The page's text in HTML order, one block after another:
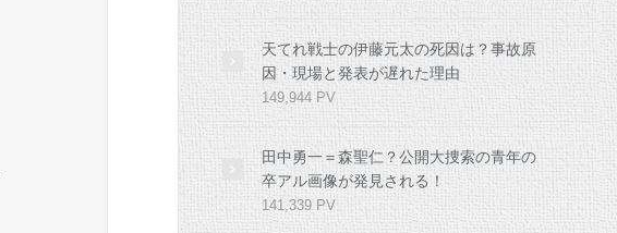
天てれ戦士の伊藤元太の死因は？事故原
因・現場と発表が遅れた理由
149,944 PV
田中勇一＝森聖仁？公開大捜索の青年の
卒アル画像が発見される！
141,339 PV